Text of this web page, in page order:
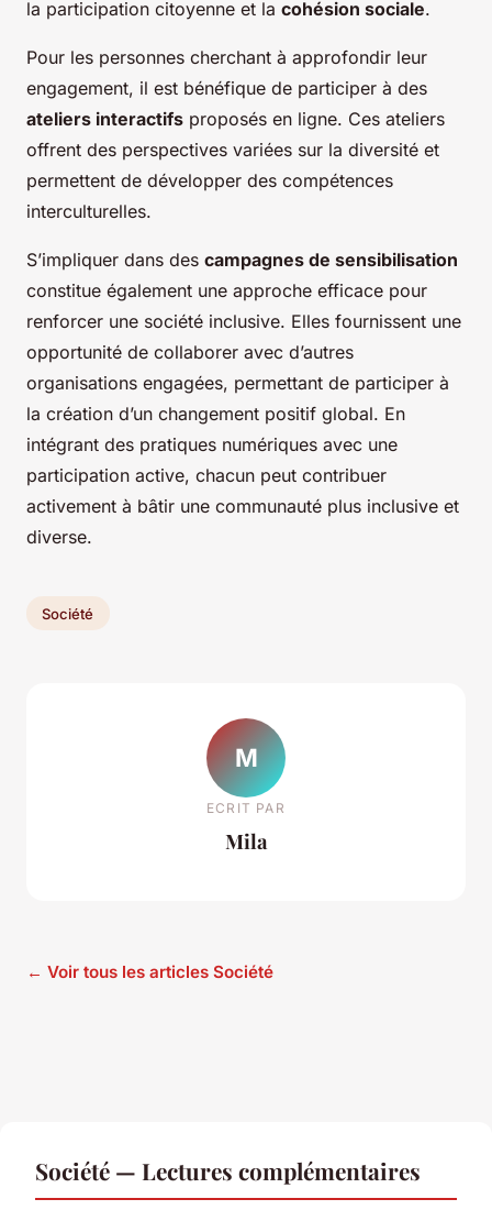
la participation citoyenne et la cohésion sociale.
Pour les personnes cherchant à approfondir leur
engagement, il est bénéfique de participer à des
ateliers interactifs proposés en ligne. Ces ateliers
offrent des perspectives variées sur la diversité et
permettent de développer des compétences
interculturelles.
S’impliquer dans des campagnes de sensibilisation
constitue également une approche efficace pour
renforcer une société inclusive. Elles fournissent une
opportunité de collaborer avec d’autres
organisations engagées, permettant de participer à
la création d’un changement positif global. En
intégrant des pratiques numériques avec une
participation active, chacun peut contribuer
activement à bâtir une communauté plus inclusive et
diverse.
Société
M
ECRIT PAR
Mila
← Voir tous les articles Société
Société — Lectures complémentaires